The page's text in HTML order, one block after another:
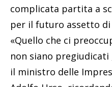
complicata partita a
per il futuro assetto di
«Quello che ci
non siano
il ministro delle